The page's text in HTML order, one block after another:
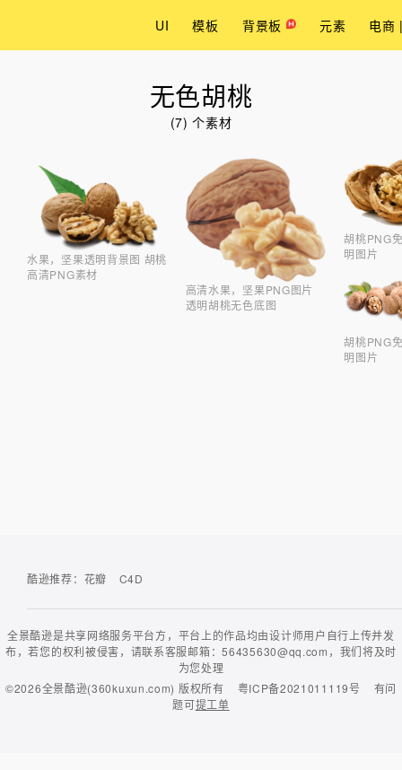
UI 模板 背景板 元素 电商
无色胡桃
(7) 个素材
水果，坚果透明背景图 胡桃
高清PNG素材
高清水果，坚果PNG图片
透明胡桃无色底图
胡桃PNG
明图片
胡桃PNG
明图片
酷逊推荐： 花瓣 C4D
全景酷逊是共享网络服务平台方，平台上的作品均由设计师用户自行上传并发
布，若您的权利被侵害，请联系客服邮箱：56435630@qq.com，我们将及时
为您处理
©2026全景酷逊(360kuxun.com) 版权所有 粤ICP备2021011119号
有问
题可提工单